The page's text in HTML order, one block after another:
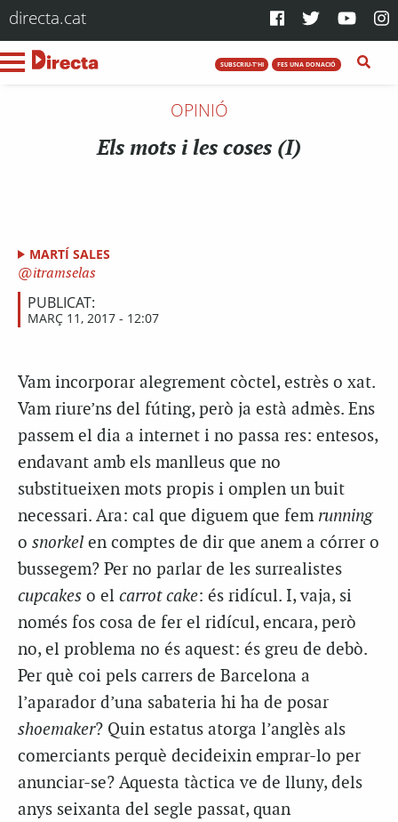
directa.cat
SUBSCRIU-T'HI FES UNA DONACIÓ
OPINIÓ
Els mots i les coses (I)
MARTÍ SALES
itramselas
PUBLICAT:
MARÇ 11, 2017 - 12:07
Vam incorporar alegrement còctel, estrès o xat.
Vam riure’ns del fúting, però ja està admès. Ens
passem el dia a internet i no passa res: entesos,
endavant amb els manlleus que no
substitueixen mots propis i omplen un buit
necessari. Ara: cal que diguem que fem running
o snorkel en comptes de dir que anem a córrer o
bussegem? Per no parlar de les surrealistes
cupcakes o el carrot cake: és ridícul. I, vaja, si
només fos cosa de fer el ridícul, encara, però
no, el problema no és aquest: és greu de debò.
Per què coi pels carrers de Barcelona a
l’aparador d’una sabateria hi ha de posar
shoemaker? Quin estatus atorga l’anglès als
comerciants perquè decideixin emprar-lo per
anunciar-se? Aquesta tàctica ve de lluny, dels
anys seixanta del segle passat, quan